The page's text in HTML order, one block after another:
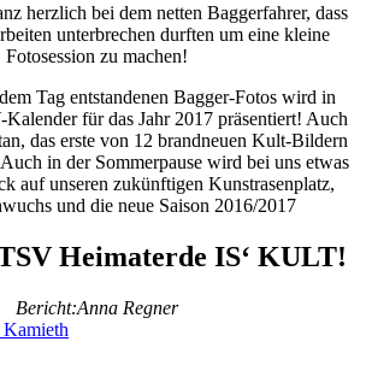
herzlich bei dem netten Baggerfahrer, dass
unterbrechen durften um eine kleine
Fotosession zu machen!
Tag entstandenen Bagger-Fotos wird in
Kalender für das Jahr 2017 präsentiert! Auch
das erste von 12 brandneuen Kult-Bildern
in der Sommerpause wird bei uns etwas
auf unseren zukünftigen Kunstrasenplatz,
und die neue Saison 2016/2017
Heimaterde IS‘ KULT!
Bericht:Anna Regner